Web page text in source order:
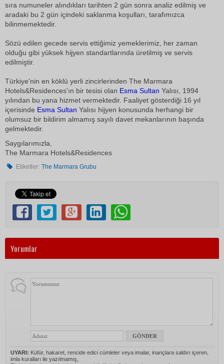
sıra numuneler alındıkları tarihten 2 gün sonra analiz edilmiş ve
aradaki bu 2 gün içindeki saklanma koşulları, tarafımızca
bilinmemektedir.
Sözü edilen gecede servis ettiğimiz yemeklerimiz, her zaman
olduğu gibi yüksek hijyen standartlarında üretilmiş ve servis
edilmiştir.
Türkiye'nin en köklü yerli zincirlerinden The Marmara
Hotels&Residences'ın bir tesisi olan Esma Sultan Yalısı, 1994
yılından bu yana hizmet vermektedir. Faaliyet gösterdiği 16 yıl
içerisinde Esma Sultan Yalısı hijyen konusunda herhangi bir
olumsuz bir bildirim almamış sayılı davet mekanlarının başında
gelmektedir.
Saygılarımızla,
The Marmara Hotels&Residences
Etiketler: The Marmara Grubu
Yorumlar
UYARI: Küfür, hakaret, rencide edici cümleler veya imalar, inançlara saldırı içeren,
imla kuralları ile yazılmamış,